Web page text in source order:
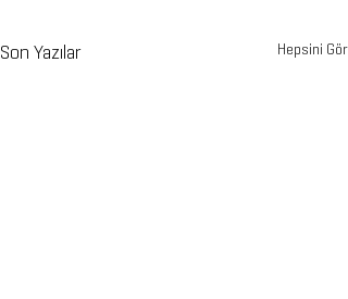
Son Yazılar Hepsini Gör